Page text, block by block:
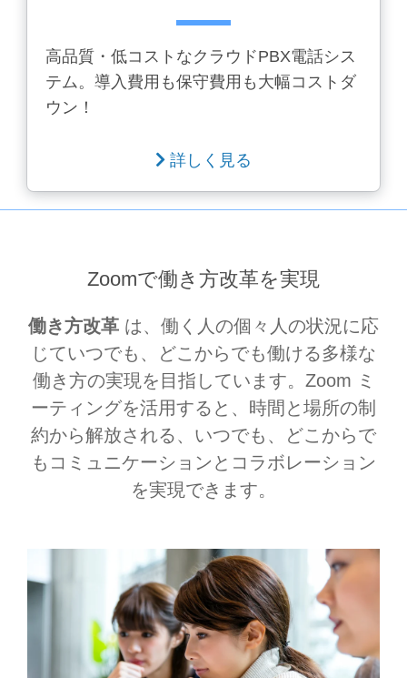
高品質・低コストなクラウドPBX電話シス
テム。導入費用も保守費用も大幅コストダ
ウン！
詳しく見る
Zoomで働き方改革を実現
働き方改革 は、働く人の個々人の状況に応
じていつでも、どこからでも働ける多様な
働き方の実現を目指しています。Zoom ミ
ーティングを活用すると、時間と場所の制
約から解放される、いつでも、どこからで
もコミュニケーションとコラボレーション
を実現できます。